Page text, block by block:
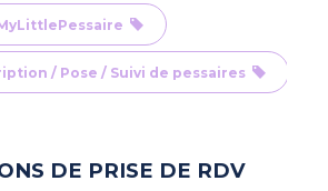
/ Pose / Suivi de pessaires
DE PRISE DE RDV